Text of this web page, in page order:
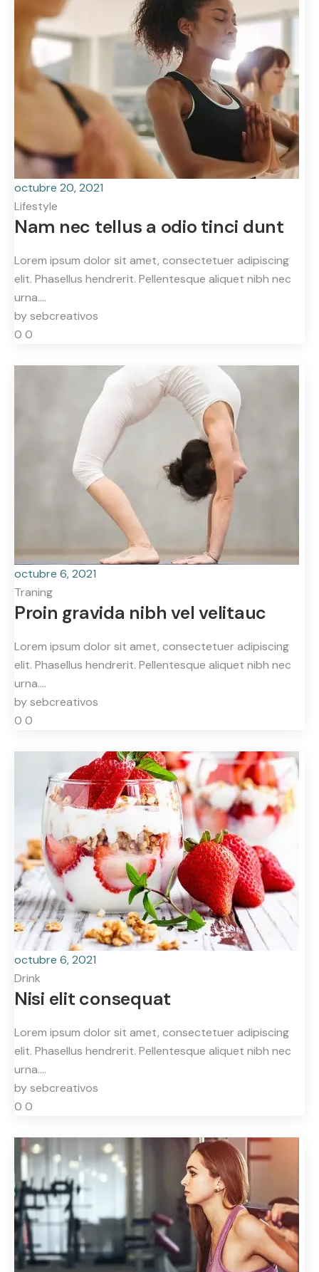
octubre 20, 2021
Lifestyle
Nam nec tellus a odio tinci dunt
Lorem ipsum dolor sit amet, consectetuer adipiscing
elit. Phasellus hendrerit. Pellentesque aliquet nibh nec
urna.…
bysebcreativos
0 0
octubre 6, 2021
Traning
Proin gravida nibh vel velitauc
Lorem ipsum dolor sit amet, consectetuer adipiscing
elit. Phasellus hendrerit. Pellentesque aliquet nibh nec
urna.…
bysebcreativos
0 0
octubre 6, 2021
Drink
Nisi elit consequat
Lorem ipsum dolor sit amet, consectetuer adipiscing
elit. Phasellus hendrerit. Pellentesque aliquet nibh nec
urna.…
bysebcreativos
0 0